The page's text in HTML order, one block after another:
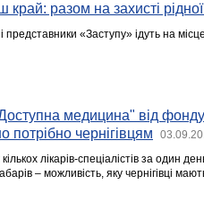
край: разом на захисті
представники «Заступу» ідуть на
медицина" від фонду
потрібно чернігівцям
лікарів-спеціалістів за один
– можливість, яку чернігівці